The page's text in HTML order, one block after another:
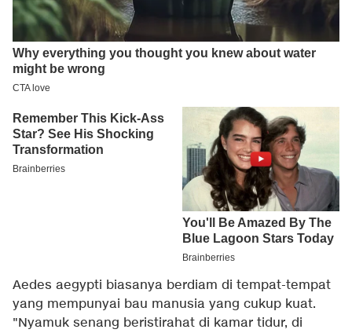
Aedes aegypti biasanya berdiam di tempat-tempat
yang mempunyai bau manusia yang cukup kuat.
"Nyamuk senang beristirahat di kamar tidur, di